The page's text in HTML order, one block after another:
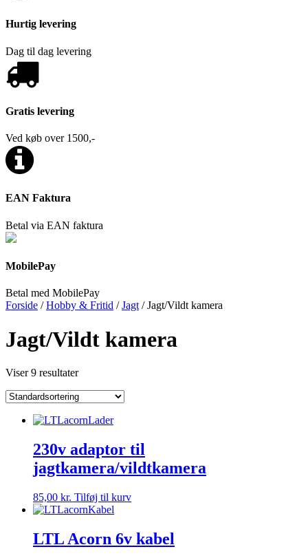
Hurtig levering
Dag til dag levering
Gratis levering
Ved køb over 1500,-
EAN Faktura
Betal via EAN faktura
MobilePay
Betal med MobilePay
Forside /Hobby & Fritid /Jagt / Jagt/Vildt kamera
Jagt/Vildt kamera
Viser 9 resultater
230v adaptor til
jagtkamera/vildtkamera
85,00 kr. Tilføj til kurv
LTL Acorn 6v kabel